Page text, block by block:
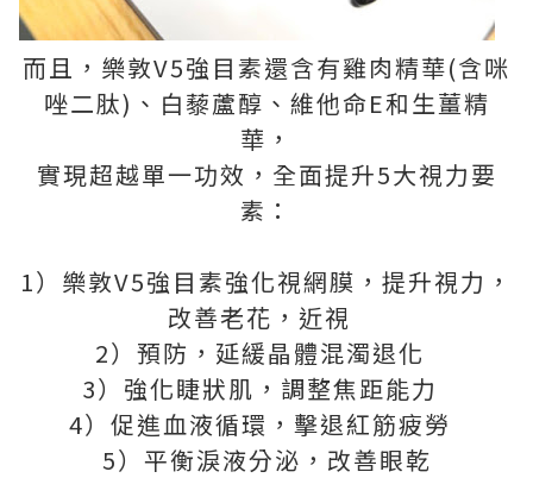
而且，樂敦V5強目素還含有雞肉精華(含咪
唑二肽)、白藜蘆醇、維他命E和生薑精
華，
實現超越單一功效，全面提升5大視力要
素：
1）樂敦V5強目素強化視網膜，提升視力，
改善老花，近視
2）預防，延緩晶體混濁退化
3）強化睫狀肌，調整焦距能力
4）促進血液循環，擊退紅筋疲勞
5）平衡淚液分泌，改善眼乾